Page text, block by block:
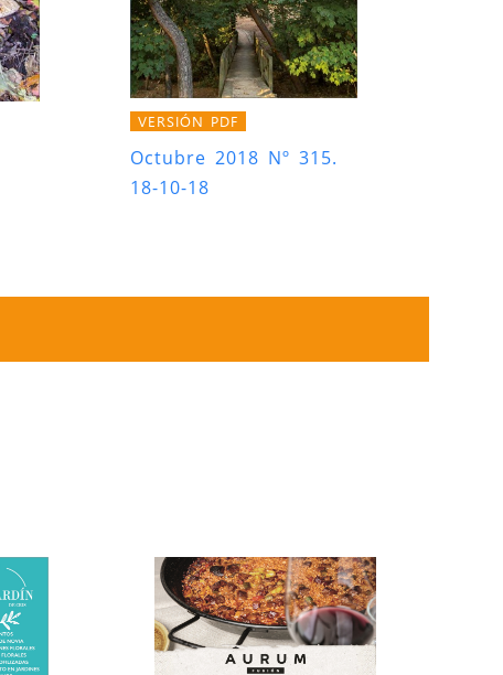
VERSIÓN PDF
Octubre 2018 Nº 315.
18-10-18